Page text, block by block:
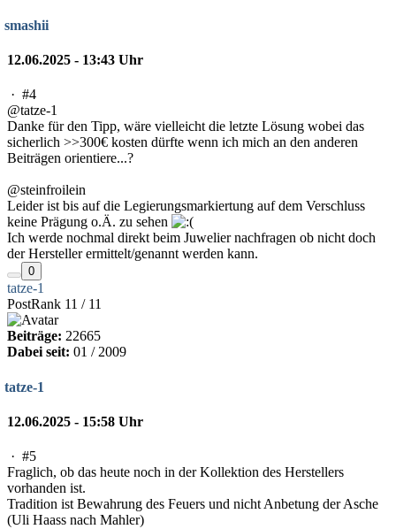
smashii
12.06.2025 - 13:43 Uhr
· #4
@tatze-1
Danke für den Tipp, wäre vielleicht die letzte Lösung wobei das
sicherlich >>300€ kosten dürfte wenn ich mich an den anderen
Beiträgen orientiere...?
@steinfroilein
Leider ist bis auf die Legierungsmarkiertung auf dem Verschluss
keine Prägung o.Ä. zu sehen
Ich werde nochmal direkt beim Juwelier nachfragen ob nicht doch
der Hersteller ermittelt/genannt werden kann.
0
tatze-1
PostRank 11 / 11
Beiträge: 22665
Dabei seit: 01 / 2009
tatze-1
12.06.2025 - 15:58 Uhr
· #5
Fraglich, ob das heute noch in der Kollektion des Herstellers
vorhanden ist.
Tradition ist Bewahrung des Feuers und nicht Anbetung der Asche
(Uli Haass nach Mahler)